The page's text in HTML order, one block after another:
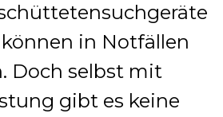
in Notfällen
Doch selbst mit
gibt es keine